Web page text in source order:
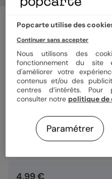
Magazine
Format
Papier
Quantité
4,99 €
Popcarte utilise des
Continuer sans accepter
Nous utilisons des
fonctionnement du
d'améliorer votre
contenus et/ou des
centres d’intérêts. Pour
consulter notre politique
Paramétrer